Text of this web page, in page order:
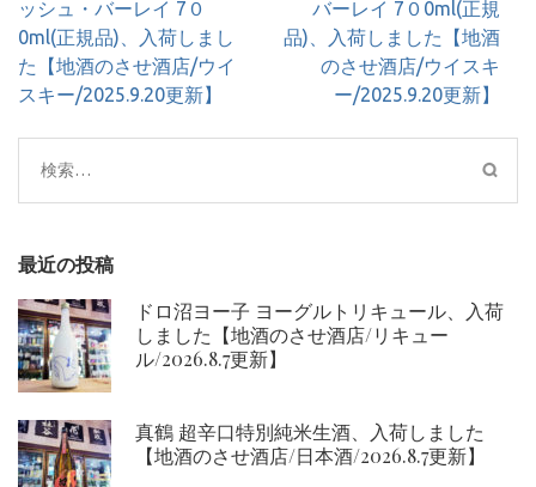
稿
ナ
ビ
ゲ
ョ
ン
ッシュ・バーレイ 7０
0ml(正規品)、入荷しまし
た【地酒のさせ酒店/ウイ
スキー/2025.9.20更新】
バーレイ 7０0ml(正規
品)、入荷しました【地酒
のさせ酒店/ウイスキ
ー/2025.9.20更新】
検
索:
最近の投稿
ドロ沼ヨー子 ヨーグルトリキュール、入荷
しました【地酒のさせ酒店/リキュー
ル/2026.8.7更新】
真鶴 超辛口特別純米生酒、入荷しました
【地酒のさせ酒店/日本酒/2026.8.7更新】